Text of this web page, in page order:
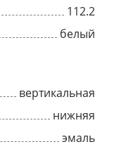
112.2
белый
вертикальная
нижняя
эмаль